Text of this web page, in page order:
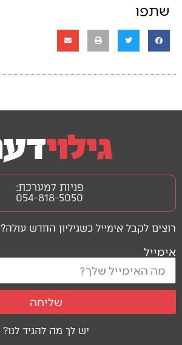
שתפו
יש לך מה להגיד לנו?
רוצים לקבל אימייל כשגיליון החדש עולה?
אימייל
שליחה
פניות למערכת:
054-818-5050